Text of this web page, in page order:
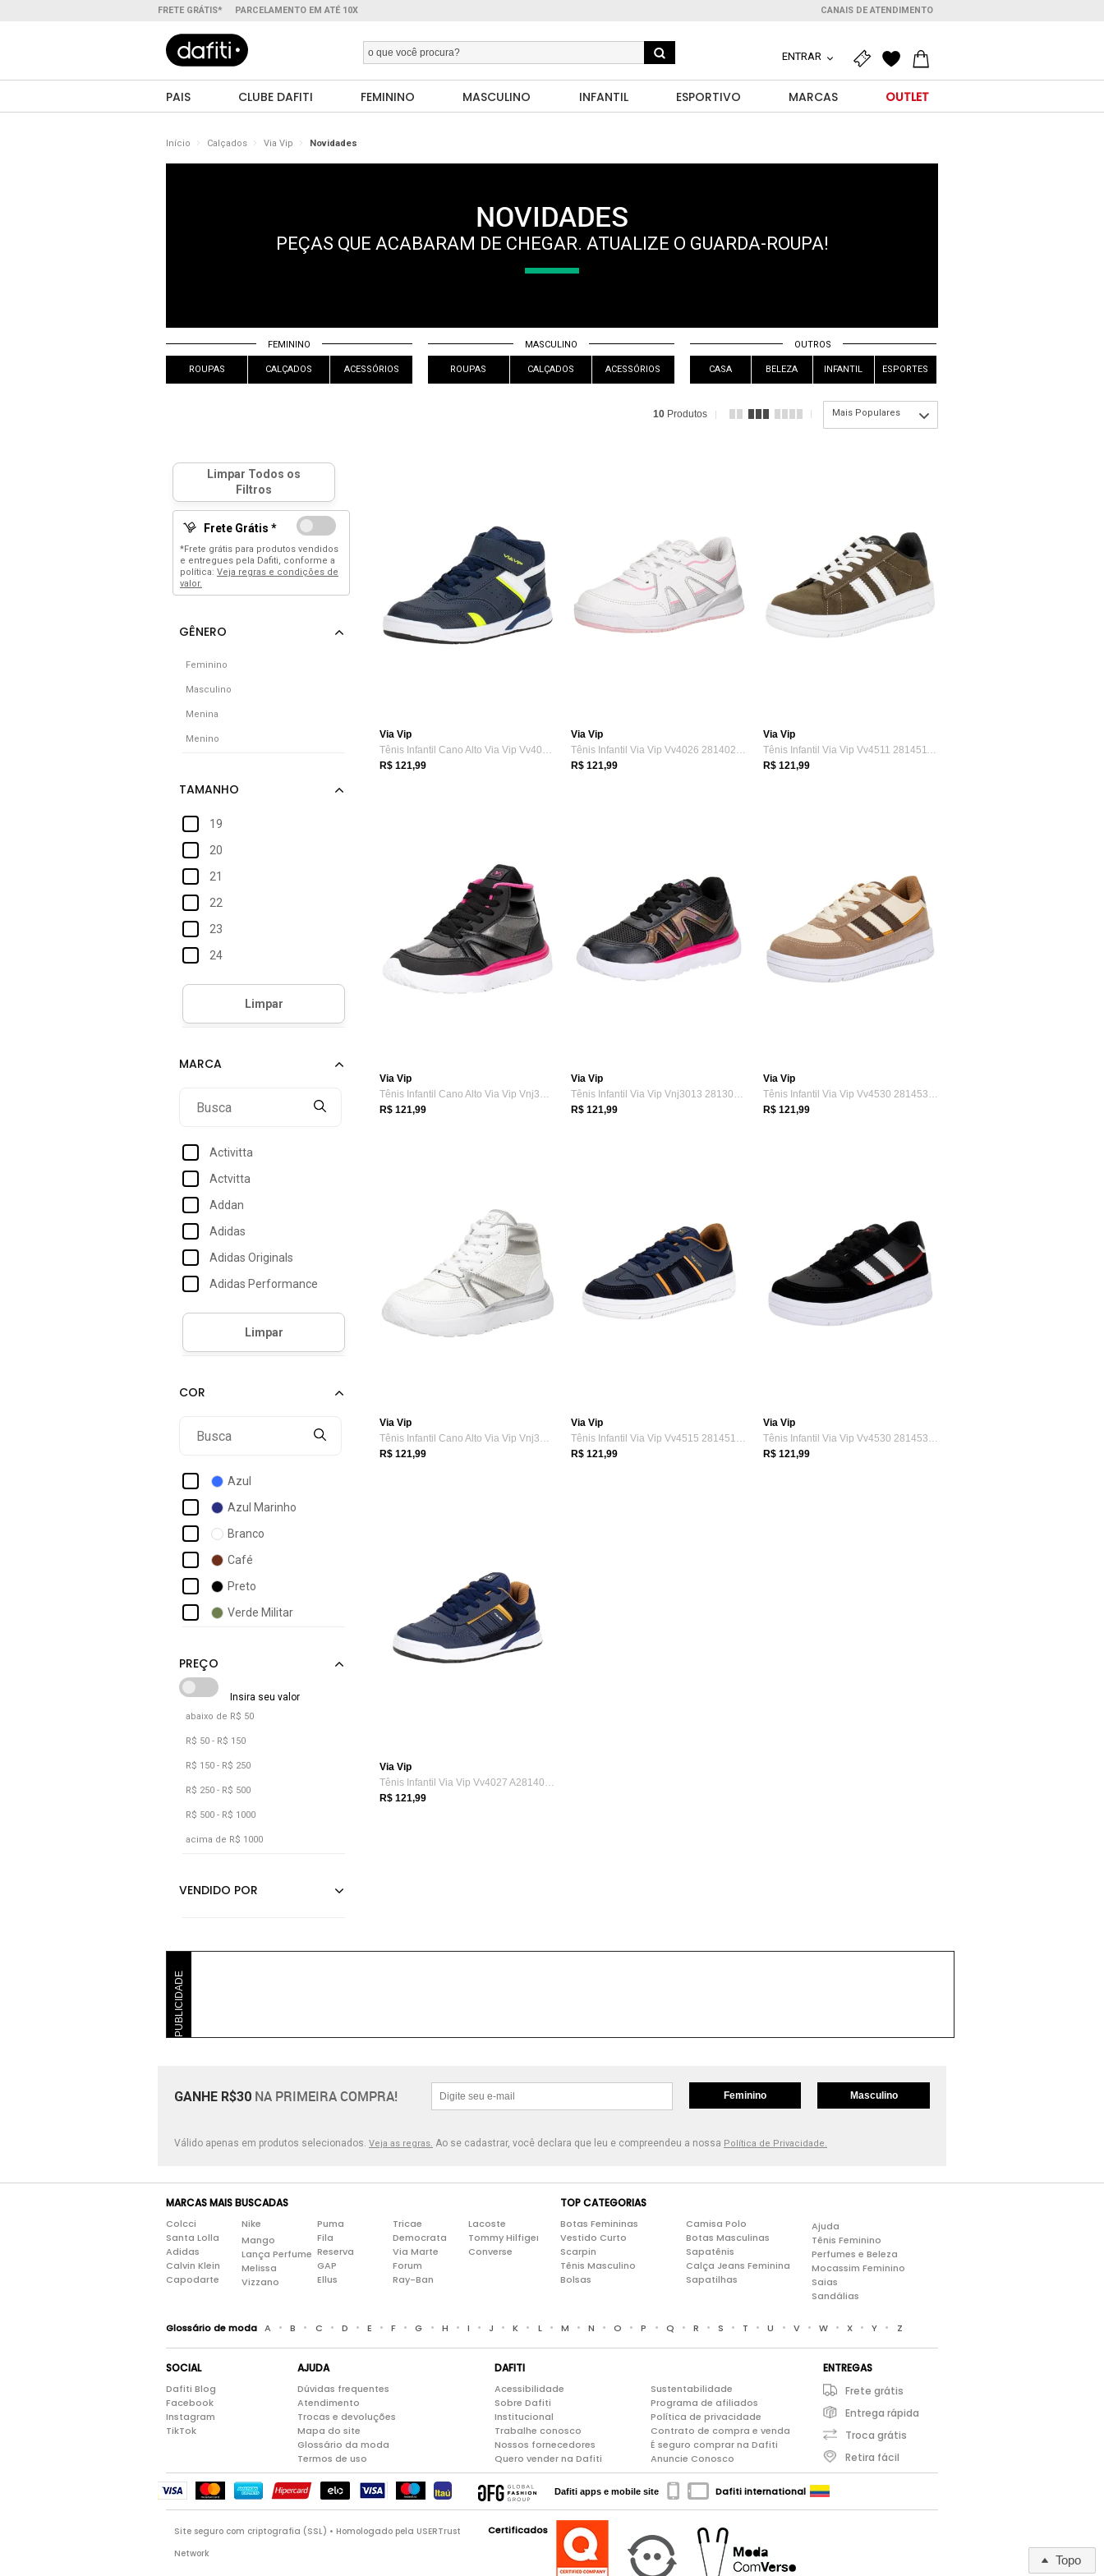
FRETE GRÁTIS* PARCELAMENTO EM ATÉ 10X CANAIS DE ATENDIMENTO
ENTRAR
PAIS CLUBE DAFITI FEMININO MASCULINO INFANTIL ESPORTIVO MARCAS OUTLET
Início Calçados Via Vip Novidades
NOVIDADES
PEÇAS QUE ACABARAM DE CHEGAR. ATUALIZE O GUARDA-ROUPA!
FEMININO
ROUPAS CALÇADOS ACESSÓRIOS
MASCULINO
ROUPAS CALÇADOS ACESSÓRIOS
OUTROS
CASA BELEZA INFANTIL ESPORTES
10 Produtos Mais Populares
Frete Grátis *
*Frete grátis para produtos vendidos
e entregues pela Dafiti, conforme a
política: Veja regras e condições de
valor.
Feminino
Masculino
Menina
Menino
19
20
21
22
23
24
25
28
30
Activitta
Actvitta
Addan
Adidas
Adidas Originals
Adidas Performance
Adidas Sportswear
Amarena Shoes
Andacco
Azul
Azul Marinho
Branco
Café
Preto
Verde Militar
abaixo de R$ 50
R$ 50 - R$ 150
R$ 150 - R$ 250
R$ 250 - R$ 500
R$ 500 - R$ 1000
acima de R$ 1000
Via Vip
Tênis Infantil Cano Alto Via Vip Vv4030 ...
R$ 121,99
Via Vip
Tênis Infantil Via Vip Vv4026 2814026 Branco
R$ 121,99
Via Vip
Tênis Infantil Via Vip Vv4511 2814511 Ve...
R$ 121,99
Via Vip
Tênis Infantil Cano Alto Via Vip Vnj3011...
R$ 121,99
Via Vip
Tênis Infantil Via Vip Vnj3013 2813013 Preto
R$ 121,99
Via Vip
Tênis Infantil Via Vip Vv4530 2814530 Café
R$ 121,99
Via Vip
Tênis Infantil Cano Alto Via Vip Vnj3011...
R$ 121,99
Via Vip
Tênis Infantil Via Vip Vv4515 2814515 Az...
R$ 121,99
Via Vip
Tênis Infantil Via Vip Vv4530 2814530 Preto
R$ 121,99
Via Vip
Tênis Infantil Via Vip Vv4027 A2814027 A...
R$ 121,99
PUBLICIDADE
Topo
GANHE R$30 NA PRIMEIRA COMPRA! Feminino Masculino
Válido apenas em produtos selecionados. Veja as regras. Ao se cadastrar, você declara que leu e compreendeu a nossa Política de Privacidade.
MARCAS MAIS BUSCADAS
Colcci
Santa Lolla
Adidas
Calvin Klein
Capodarte
Nike
Mango
Lança Perfume
Melissa
Vizzano
Puma
Fila
Reserva
GAP
Ellus
Tricae
Democrata
Via Marte
Forum
Ray-Ban
Lacoste
Tommy Hilfiger
Converse
TOP CATEGORIAS
Botas Femininas
Vestido Curto
Scarpin
Tênis Masculino
Bolsas
Camisa Polo
Botas Masculinas
Sapatênis
Calça Jeans Feminina
Sapatilhas
Ajuda
Tênis Feminino
Perfumes e Beleza
Mocassim Feminino
Saias
Sandálias
Glossário de moda A • B • C • D • E • F • G • H • I • J • K • L • M • N • O • P • Q • R • S • T • U • V • W • X • Y • Z
SOCIAL
Dafiti Blog
Facebook
Instagram
TikTok
AJUDA
Dúvidas frequentes
Atendimento
Trocas e devoluções
Mapa do site
Glossário da moda
Termos de uso
DAFITI
Acessibilidade
Sobre Dafiti
Institucional
Trabalhe conosco
Nossos fornecedores
Quero vender na Dafiti
Sustentabilidade
Programa de afiliados
Política de privacidade
Contrato de compra e venda
É seguro comprar na Dafiti
Anuncie Conosco
ENTREGAS
Frete grátis
Entrega rápida
Troca grátis
Retira fácil
Dafiti apps e mobile site Dafiti international
Site seguro com criptografia (SSL) • Homologado pela USERTrust
Network
Certificados